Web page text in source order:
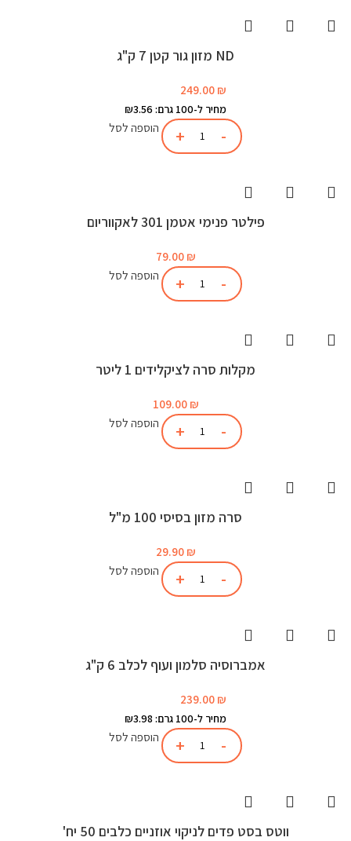
ND מזון גור קטן 7 ק"ג
249.00 ₪
מחיר ל-100 גרם: ₪3.56
הוספה לסל
פילטר פנימי אטמן 301 לאקווריום
79.00 ₪
הוספה לסל
מקלות סרה לציקלידים 1 ליטר
109.00 ₪
הוספה לסל
סרה מזון בסיסי 100 מ"ל
29.90 ₪
הוספה לסל
אמברוסיה סלמון ועוף לכלב 6 ק"ג
239.00 ₪
מחיר ל-100 גרם: ₪3.98
הוספה לסל
ווטס בסט פדים לניקוי אוזניים כלבים 50 יח'